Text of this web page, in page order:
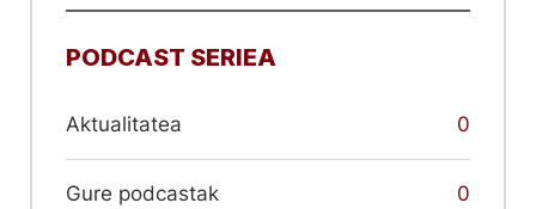
PODCAST SERIEA
Aktualitatea 0
Gure podcastak 0